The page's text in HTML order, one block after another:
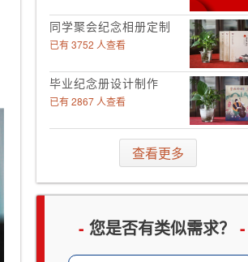
同学聚会纪念相册定制
已有 3752 人查看
毕业纪念册设计制作
已有 2867 人查看
领导工作影集定制
企业邮册设计定制
成长留念及成人礼相册
查看更多
- 您是否有类似需求？ -